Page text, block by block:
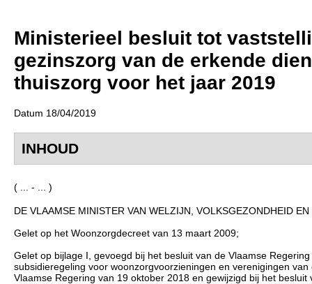
Ministerieel besluit tot
gezinszorg van de erkende
thuiszorg voor het jaar 2019
Datum 18/04/2019
INHOUD
( ... - ... )
DE VLAAMSE MINISTER VAN WELZIJN, VOLKSGEZONDHEID
Gelet op het Woonzorgdecreet van 13 maart 2009;
Gelet op bijlage I, gevoegd bij het besluit van de Vlaamse
subsidieregeling voor woonzorgvoorzieningen en verenigingen
Vlaamse Regering van 19 oktober 2018 en gewijzigd bij het